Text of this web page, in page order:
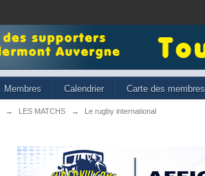
Membres Calendrier Carte des membres
→ LES MATCHS → Le rugby international